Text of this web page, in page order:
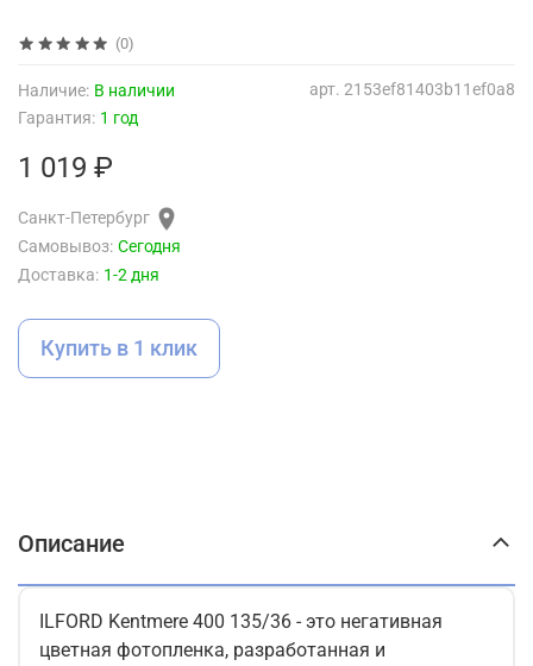
(0)
арт. 2153ef81403b11ef0a8
Наличие: В наличии
Гарантия: 1 год
1 019 ₽
Санкт-Петербург
Самовывоз: Сегодня
Доставка: 1-2 дня
Купить в 1 клик
Описание
ILFORD Kentmere 400 135/36 - это негативная
цветная фотопленка, разработанная и